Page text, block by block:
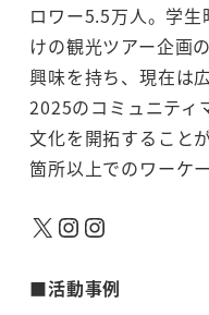
ロワー5.5万人。学
けの観光ツアー企画
興味を持ち、現在は
2025のコミュニティ
文化を開拓すること
箇所以上でのワーケ
X InstagramInstagram
■活動事例